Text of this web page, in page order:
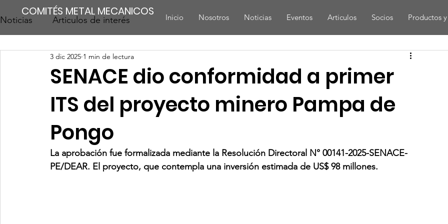
COMITÉS METAL MECANICOS Inicio Nosotros Noticias Eventos Articulos Socios Productos
Noticias Articulos de interés
SENACE dio conformidad a primer
ITS del proyecto minero Pampa de
Pongo
3 dic 2025 1 min de lectura
La aprobación fue formalizada mediante la Resolución Directoral N° 00141-2025-SENACE-
PE/DEAR. El proyecto, que contempla una inversión estimada de US$ 98 millones.